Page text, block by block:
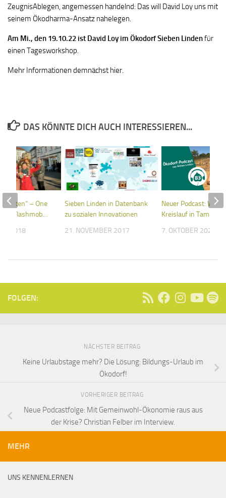
ZeugnisAblegen, angemessen handelnd: Das will David Loy uns mit
seinem Ökodharma-Ansatz nahelegen.
Am Mi., den 19.10.22 ist David Loy im Ökodorf Sieben Lindenfür
einen Tagesworkshop.
Mehr Informationen demnächst hier.
DAS KÖNNTE DICH AUCH INTERESSIEREN...
Sieben Linden in Datenbank
zu sozialen Innovationen
21. NOVEMBER 2017
Neuer Podcast:
Kreislauf in Tamera
7. OKTOBER 2023
Ketten“ – One
– Flashmob…
2018
FOLGEN:
NÄCHSTER BEITRAG
Keine Urlaubstage mehr? Die Lösung: Bildungs-Urlaub im
Ökodorf!
VORHERIGER BEITRAG
Neue Podcastfolge: Mit Gemeinwohl-Ökonomie raus aus
der Krise? Christian Felber im Interview.
MEHR
UNS KENNENLERNEN